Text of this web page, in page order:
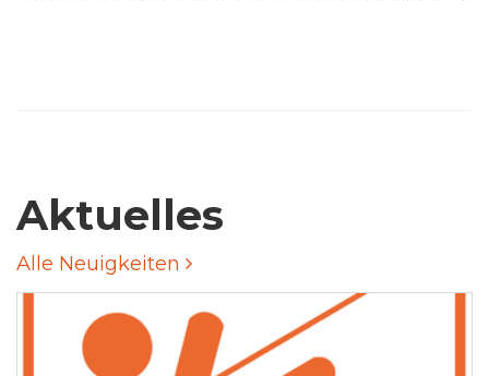
Aktuelles
Alle Neuigkeiten